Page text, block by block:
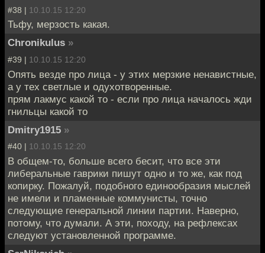
#38 | 10.10.15 12:20
Тьфу, мерзость какая.
Chronikulus »
#39 | 10.10.15 12:20
Опять везде про лица - у этих мерзкие ненавистные,
а у тех светлые и одухотворенные.
прям лакмус какой то - если про лица началось жди
гнильцы какой то
Dmitry1915 »
#40 | 10.10.15 12:20
В общем-то, больше всего бесит, что все эти
либеральные гаврики пишут одно и то же, как под
копирку. Пожалуй, подобного единообразия мыслей
не имели и пламенные коммунисты, точно
следующие генеральной линии партии. Наверно,
потому, что думали. А эти, походу, на рефлексах
следуют установленной программе.